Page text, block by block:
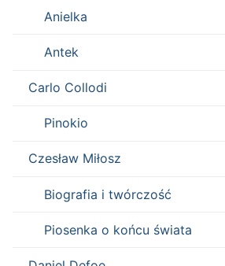
Anielka
Antek
Carlo Collodi
Pinokio
Czesław Miłosz
Biografia i twórczość
Piosenka o końcu świata